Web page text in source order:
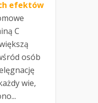
efektów
C
osób
wie,